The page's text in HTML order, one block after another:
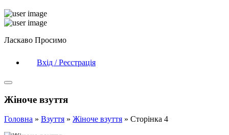
Ласкаво Просимо
Вхід / Реєстрація
Жіноче взуття
Головна » Взуття » Жіноче взуття » Сторінка 4